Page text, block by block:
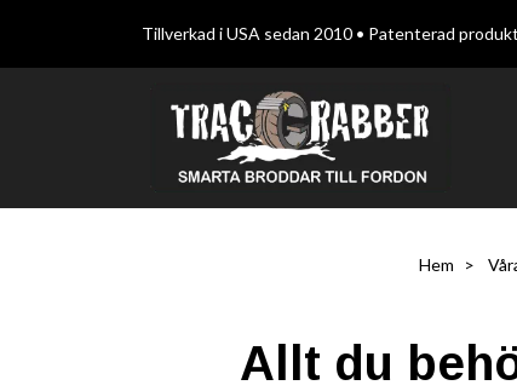
Tillverkad i USA sedan 2010 • Patenterad produkt
Hem
Allt du